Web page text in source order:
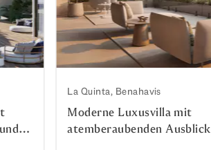
La Quinta, Benahavis
Moderne Luxusvilla mit
atemberaubenden